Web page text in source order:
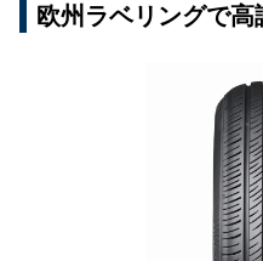
欧州ラベリングで高